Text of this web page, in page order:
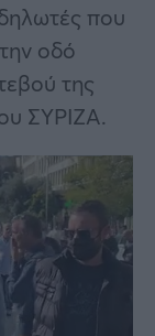
που
οδό
της
ΣΥΡΙΖΑ.